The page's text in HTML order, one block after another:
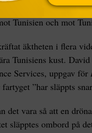
detta är en
Tunisien och mot
äktheten i flera
Tunisiens kust.
Services, uppgav för
”har släppts
det vara så att en
släpptes ombord på